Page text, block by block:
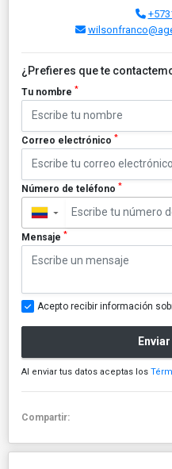
¿Prefieres que te
Tu nombre *
Correo electrónico *
Número de teléfono *
▼
Mensaje *
Acepto recibir información
Al enviar tus datos aceptas los
Compartir: